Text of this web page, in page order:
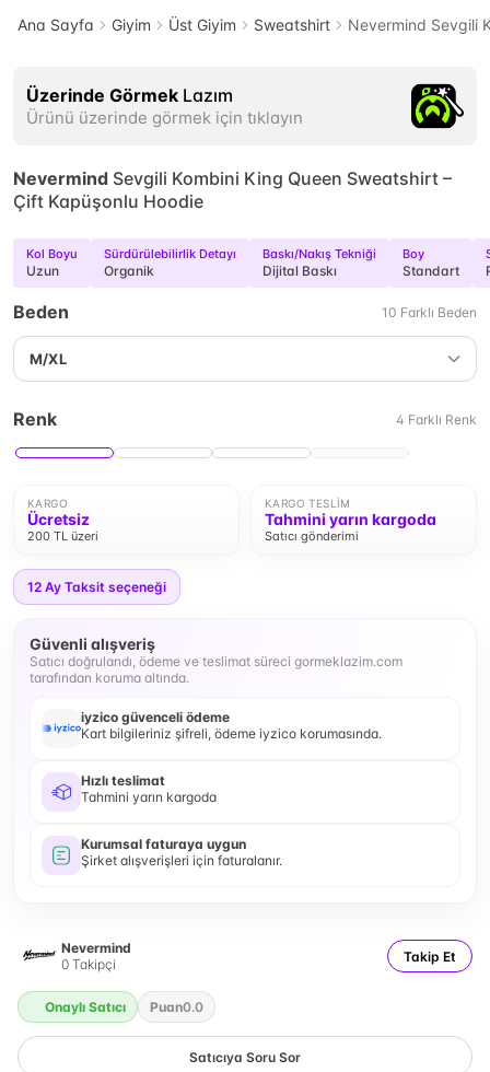
Ana Sayfa Giyim Üst Giyim Sweatshirt Nevermind Sevgili
Üzerinde Görmek Lazım
Ürünü üzerinde görmek için tıklayın
Nevermind Sevgili Kombini King Queen Sweatshirt –
Çift Kapüşonlu Hoodie
Kol Boyu
Uzun
Sürdürülebilirlik Detayı
Organik
Baskı/Nakış Tekniği
Dijital Baskı
Boy
Standart
Beden 10 Farklı Beden
M/XL
Renk 4 Farklı Renk
KARGO
Ücretsiz
200 TL üzeri
KARGO TESLIM
Tahmini yarın kargoda
Satıcı gönderimi
12 Ay Taksit seçeneği
Güvenli alışveriş
Satıcı doğrulandı, ödeme ve teslimat süreci gormeklazim.com
tarafından koruma altında.
iyzico güvenceli ödeme
Kart bilgileriniz şifreli, ödeme iyzico korumasında.
Hızlı teslimat
Tahmini yarın kargoda
Kurumsal faturaya uygun
Şirket alışverişleri için faturalanır.
Nevermind
0 Takipçi Takip Et
Onaylı Satıcı Puan0.0
Satıcıya Soru Sor